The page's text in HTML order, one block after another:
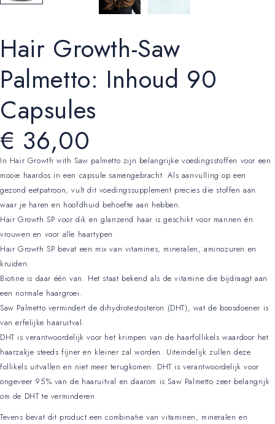
Hair Growth-Saw
Palmetto: Inhoud 90
Capsules
€ 36,00
In Hair Growth with Saw palmetto zijn belangrijke voedingsstoffen voor een
mooie haardos in een capsule samengebracht. Als aanvulling op een
gezond eetpatroon, vult dit voedingssupplement precies die stoffen aan
waar je haren en hoofdhuid behoefte aan hebben.
Hair Growth SP voor dik en glanzend haar is geschikt voor mannen én
vrouwen en voor alle haartypen.
Hair Growth SP bevat een mix van vitamines, mineralen, aminozuren en
kruiden.
Biotine is daar één van. Het staat bekend als de vitamine die bijdraagt aan
een normale haargroei.
Saw Palmetto vermindert de dihydrotestosteron (DHT), wat de boosdoener is
van erfelijke haaruitval.
DHT is verantwoordelijk voor het krimpen van de haarfollikels waardoor het
haarzakje steeds fijner en kleiner zal worden. Uiteindelijk zullen deze
follikels uitvallen en niet meer terugkomen. DHT is verantwoordelijk voor
ongeveer 95% van de haaruitval en daarom is Saw Palmetto zeer belangrijk
om de DHT te verminderen
Tevens bevat dit product een combinatie van vitaminen, mineralen en